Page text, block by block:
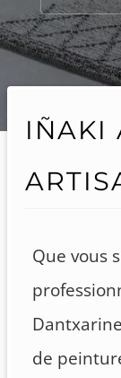
IÑAKI
Que vous
de